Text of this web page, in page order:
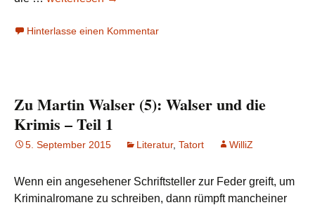
Walser
die
–
Teil
Hinterlasse einen Kommentar
Zu Martin Walser (5): Walser und die
Krimis – Teil 1
5. September 2015 Literatur, Tatort WilliZ
Wenn ein angesehener Schriftsteller zur Feder greift, um
Kriminalromane zu schreiben, dann rümpft mancheiner